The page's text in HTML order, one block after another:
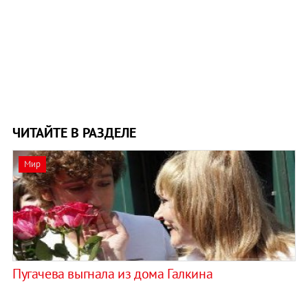
ЧИТАЙТЕ В РАЗДЕЛЕ
Мир
Пугачева выгнала из дома Галкина